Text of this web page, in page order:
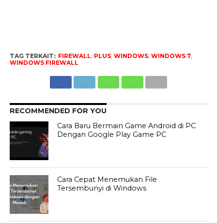
TAG TERKAIT: FIREWALL, PLUS, WINDOWS, WINDOWS 7,
WINDOWS FIREWALL
RECOMMENDED FOR YOU
Cara Baru Bermain Game Android di PC
Dengan Google Play Game PC
Cara Cepat Menemukan File
Tersembunyi di Windows